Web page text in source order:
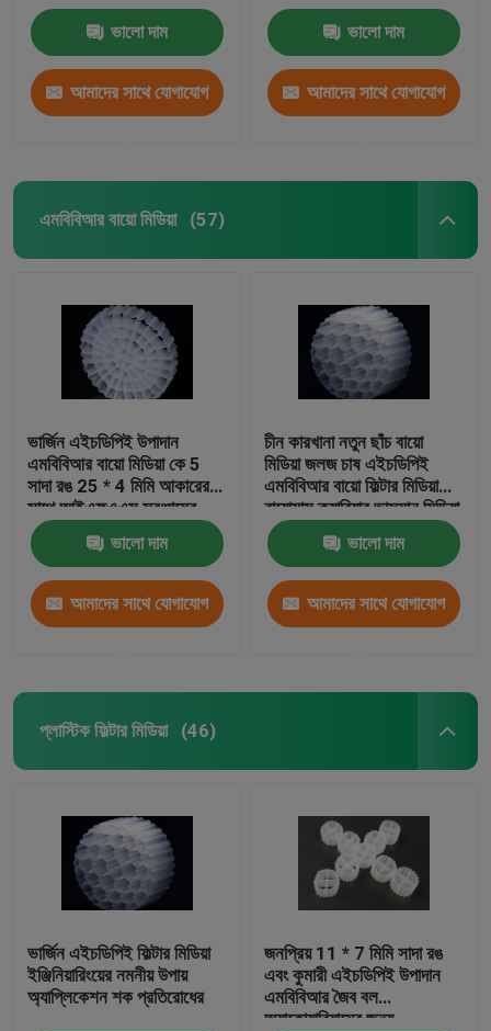
ভালো দাম
আমাদের সাথে যোগাযোগ
ভালো দাম
আমাদের সাথে যোগাযোগ
এমবিবিআর বায়ো মিডিয়া (57)
ভার্জিন এইচডিপিই উপাদান
এমবিবিআর বায়ো মিডিয়া কে 5
সাদা রঙ 25 * 4 মিমি আকারের
সাথে আইএফএএস সরঞ্জামের
জন্য
ভালো দাম
আমাদের সাথে যোগাযোগ
চীন কারখানা নতুন ছাঁচ বায়ো
মিডিয়া জলজ চাষ এইচডিপিই
এমবিবিআর বায়ো ফিল্টার মিডিয়া
বায়োমাস ক্যারিয়ার ভাসমান মিডিয়া
ভালো দাম
আমাদের সাথে যোগাযোগ
প্লাস্টিক ফিল্টার মিডিয়া (46)
ভার্জিন এইচডিপিই ফিল্টার মিডিয়া
ইঞ্জিনিয়ারিংয়ের নমনীয় উপায়
অ্যাপ্লিকেশন শক প্রতিরোধের
জনপ্রিয় 11 * 7 মিমি সাদা রঙ
এবং কুমারী এইচডিপিই উপাদান
এমবিবিআর জৈব বল
অ্যাকোয়ারিয়ামের জন্য